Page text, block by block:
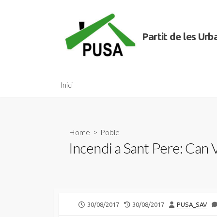
Partit de les
Inici
Home > Poble
Incendi a Sant Pere: Can
PUBLISHED
30/08/2017
LAST
30/08/2017 AUTHOR
PUSA_SAV